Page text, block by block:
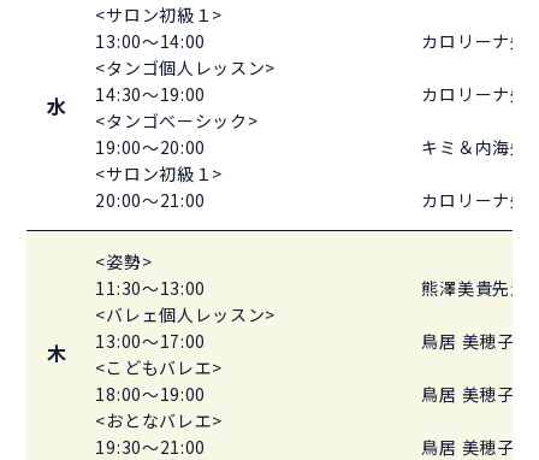
水
<サロン初級１>
13:00～14:00
<タンゴ個人レッスン>
14:30～19:00
<タンゴべーシック>
19:00～20:00
<サロン初級１>
20:00～21:00
カロリーナ先
カロリーナ先
キミ＆内海先
カロリーナ先
木
<姿勢>
11:30～13:00
<バレェ個人レッスン>
13:00～17:00
<こどもバレエ>
18:00～19:00
<おとなバレエ>
19:30～21:00
熊澤美貴先生
鳥居 美穂子先
鳥居 美穂子先
鳥居 美穂子先